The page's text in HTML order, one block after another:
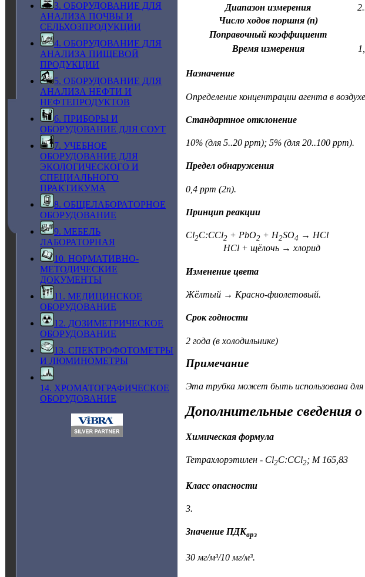
3. ОБОРУДОВАНИЕ ДЛЯ
АНАЛИЗА ПОЧВЫ И
СЕЛЬХОЗПРОДУКЦИИ
4. ОБОРУДОВАНИЕ ДЛЯ
АНАЛИЗА ПИЩЕВОЙ
ПРОДУКЦИИ
5. ОБОРУДОВАНИЕ ДЛЯ
АНАЛИЗА НЕФТИ И
НЕФТЕПРОДУКТОВ
6. ПРИБОРЫ И
ОБОРУДОВАНИЕ ДЛЯ СОУТ
7. УЧЕБНОЕ
ОБОРУДОВАНИЕ ДЛЯ
ЭКОЛОГИЧЕСКОГО И
СПЕЦИАЛЬНОГО
ПРАКТИКУМА
8. ОБЩЕЛАБОРАТОРНОЕ
ОБОРУДОВАНИЕ
9. МЕБЕЛЬ
ЛАБОРАТОРНАЯ
10. НОРМАТИВНО-
МЕТОДИЧЕСКИЕ
ДОКУМЕНТЫ
11. МЕДИЦИНСКОЕ
ОБОРУДОВАНИЕ
12. ДОЗИМЕТРИЧЕСКОЕ
ОБОРУДОВАНИЕ
13. СПЕКТРОФОТОМЕТРЫ
И ЛЮМИНОМЕТРЫ
14. ХРОМАТОГРАФИЧЕСКОЕ
ОБОРУДОВАНИЕ
Диапазон измерения
Число ходов поршня (n)
Поправочный коэффициент
Время измерения
Назначение
Определение концентрации агента в
Стандартное отклонение
10% (для 5..20 ppm); 5% (для 20..100 ppm).
Предел обнаружения
0,4 ppm (2n).
Принцип реакции
Cl2C:CCl2 + PbO2 + H2SO4 → HCl
HCl + щёлочь → хлорид
Изменение цвета
Жёлтый → Красно-фиолетовый.
Срок годности
2 года (в холодильнике)
Примечание
Эта трубка может быть использована для
Дополнительные сведения
Химическая формула
Тетрахлорэтилен - Cl2C:CCl2; M 165,83
Класс опасности
3.
Значение ПДКврз
30 мг/м³/10 мг/м³.